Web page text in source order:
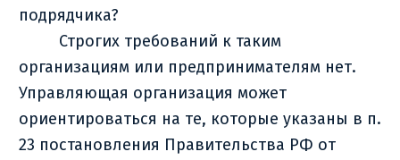
подрядчика?
Строгих требований к таким
организациям или предпринимателям нет.
Управляющая организация может
ориентироваться на те, которые указаны в п.
23 постановления Правительства РФ от